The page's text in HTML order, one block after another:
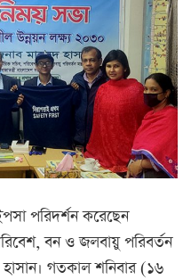
পরিদর্শন করেছেন
বন ও জলবায়ু পরিবর্তন
হাসান। গতকাল শনিবার (১৬